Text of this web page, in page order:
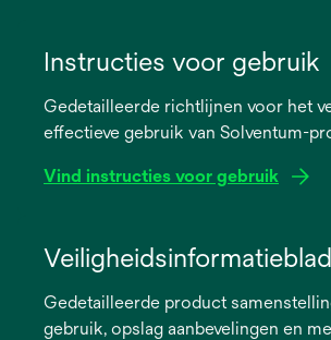
Instructies voor gebruik
Gedetailleerde richtlijnen voor het
effectieve gebruik van Solventum-
Vind instructies voor gebruik
newGedetailleerde product
gebruik, opslag aanbevelingen en